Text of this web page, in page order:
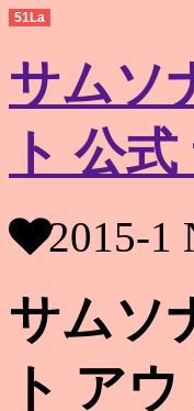
51La
サムソ
ト 公
2015-1
サムソ
ト ア